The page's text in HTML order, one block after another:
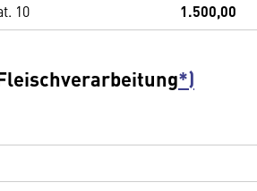
10 1.500,00
*)